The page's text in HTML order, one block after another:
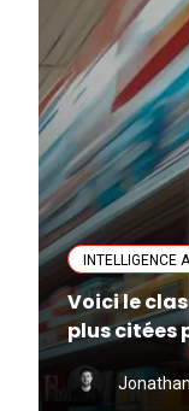
INTELLIGENCE
Voici le
plus citées